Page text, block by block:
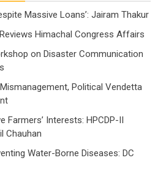
Massive Loans’: Jairam Thakur
Himachal Congress Affairs
on Disaster Communication
Political Vendetta
Farmers’ Interests: HPCDP-II
Chauhan
Water-Borne Diseases: DC